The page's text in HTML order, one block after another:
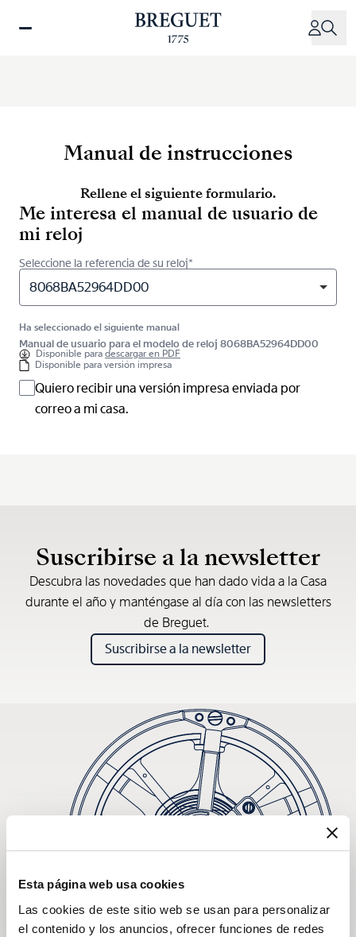
Esta página web usa cookies
Las cookies de este sitio web se usan para personalizar
el contenido y los anuncios, ofrecer funciones de redes
Manual de instrucciones
Rellene el siguiente formulario.
Me interesa el manual de usuario de
mi reloj
Seleccione la referencia de su reloj*
8068BA52964DD00
Ha seleccionado el siguiente manual
Manual de usuario para el modelo de reloj 8068BA52964DD00
Disponible paradescargar en PDF
Disponible para versión impresa
Quiero recibir una versión impresa enviada por
correo a mi casa.
Suscribirse a la newsletter
Descubra las novedades que han dado vida a la Casa
durante el año y manténgase al día con las newsletters
de Breguet.
Suscribirse a la newsletter